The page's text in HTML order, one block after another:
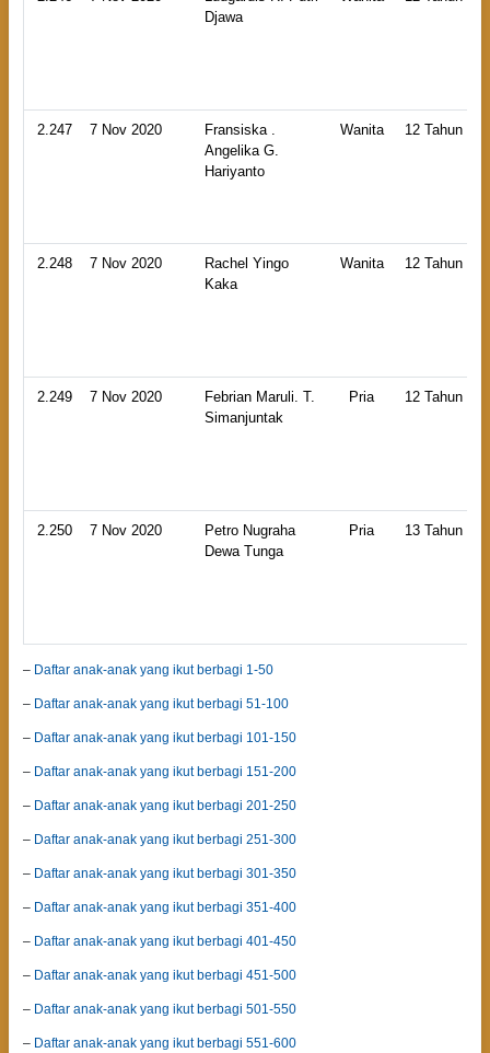
Djawa
2.247 7 Nov 2020
Fransiska .
Angelika G.
Hariyanto
Wanita 12 Tahun
2.248 7 Nov 2020
Rachel Yingo
Kaka
Wanita 12 Tahun
2.249 7 Nov 2020
Febrian Maruli. T.
Simanjuntak
Pria 12 Tahun
2.250 7 Nov 2020
Petro Nugraha
Dewa Tunga
Pria 13 Tahun
– Daftar anak-anak yang ikut berbagi 1-50
– Daftar anak-anak yang ikut berbagi 51-100
– Daftar anak-anak yang ikut berbagi 101-150
– Daftar anak-anak yang ikut berbagi 151-200
– Daftar anak-anak yang ikut berbagi 201-250
– Daftar anak-anak yang ikut berbagi 251-300
– Daftar anak-anak yang ikut berbagi 301-350
– Daftar anak-anak yang ikut berbagi 351-400
– Daftar anak-anak yang ikut berbagi 401-450
– Daftar anak-anak yang ikut berbagi 451-500
– Daftar anak-anak yang ikut berbagi 501-550
– Daftar anak-anak yang ikut berbagi 551-600